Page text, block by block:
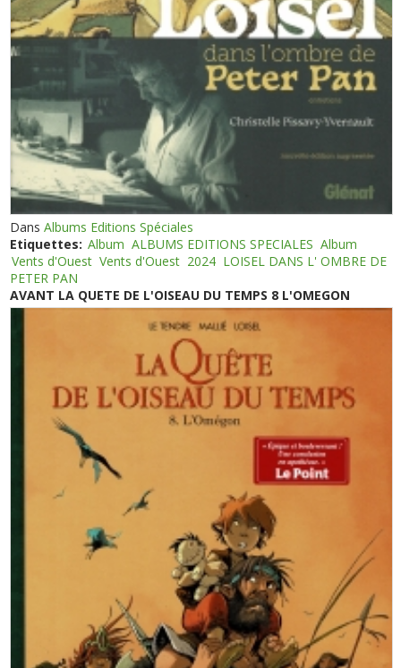
DansAlbums Editions Spéciales
Etiquettes: Album ALBUMS EDITIONS SPECIALES Album
Vents d'Ouest Vents d'Ouest 2024 LOISEL DANS L' OMBRE DE
PETER PAN
AVANT LA QUETE DE L'OISEAU DU TEMPS 8 L'OMEGON